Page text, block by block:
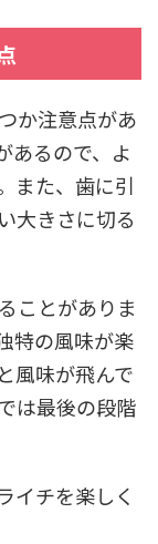
か注意点があ
あるので、よ
また、歯に引
大きさに切る
ことがありま
特の風味が楽
風味が飛んで
は最後の段階
イチを楽しく